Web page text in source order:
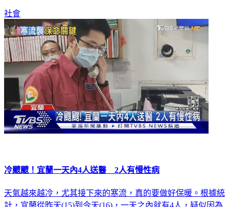
社會
冷颼颼！宜蘭一天內4人送醫 2人有慢性病
天氣越來越冷，尤其接下來的寒流，真的要做好保暖。根據統
計，宜蘭從昨天(15)到今天(16)，一天之內就有4人，疑似因為